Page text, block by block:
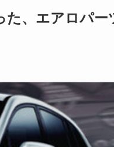
た、エアロパー